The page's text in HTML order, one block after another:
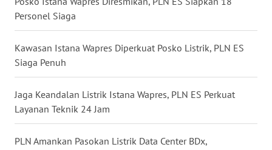
Personel Siaga
Kawasan Istana Wapres Diperkuat Posko Listrik, PLN ES
Siaga Penuh
Jaga Keandalan Listrik Istana Wapres, PLN ES Perkuat
Layanan Teknik 24 Jam
PLN Amankan Pasokan Listrik Data Center BDx,
WN